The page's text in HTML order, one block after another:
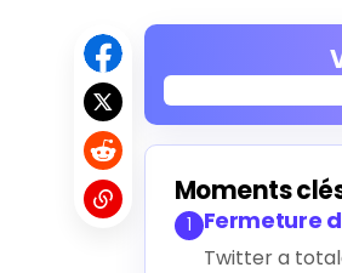
Moments
1 Fermeture
Twitter a